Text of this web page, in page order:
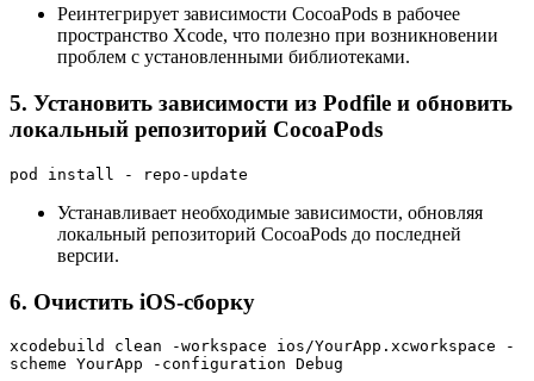
Реинтегрирует зависимости CocoaPods в рабочее
пространство Xcode, что полезно при возникновении
проблем с установленными библиотеками.
5. Установить зависимости из Podfile и обновить
локальный репозиторий CocoaPods
pod install - repo-update
Устанавливает необходимые зависимости, обновляя
локальный репозиторий CocoaPods до последней
версии.
6. Очистить iOS-сборку
xcodebuild clean -workspace ios/YourApp.xcworkspace -
scheme YourApp -configuration Debug